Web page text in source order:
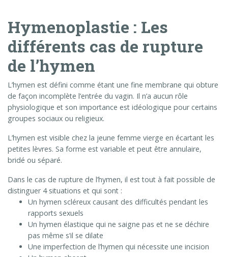
Hymenoplastie : Les
différents cas de rupture
de l’hymen
L’hymen est défini comme étant une fine membrane qui obture
de façon incomplète l’entrée du vagin. Il n’a aucun rôle
physiologique et son importance est idéologique pour certains
groupes sociaux ou religieux.
L’hymen est visible chez la jeune femme vierge en écartant les
petites lèvres. Sa forme est variable et peut être annulaire,
bridé ou séparé.
Dans le cas de rupture de l’hymen, il est tout à fait possible de
distinguer 4 situations et qui sont :
Un hymen scléreux causant des difficultés pendant les
rapports sexuels
Un hymen élastique qui ne saigne pas et ne se déchire
pas même s’il se dilate
Une imperfection de l’hymen qui nécessite une incision